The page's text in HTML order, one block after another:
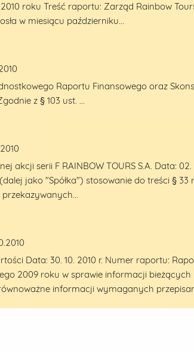
roku Treść raportu: Zarząd Rainbow
w miesiącu październiku...
Raportu Finansowego oraz
z § 103 ust. ...
akcji serii F RAINBOW TOURS S.A. Data:
jako "Spółka") stosowanie do treści §
Data: 30. 10. 2010 r. Numer raportu:
2009 roku w sprawie informacji
informacji wymaganych